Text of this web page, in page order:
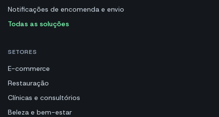
Notificações de encomenda e envio
Todas as soluções
SETORES
E-commerce
Restauração
Clínicas e consultórios
Beleza e bem-estar